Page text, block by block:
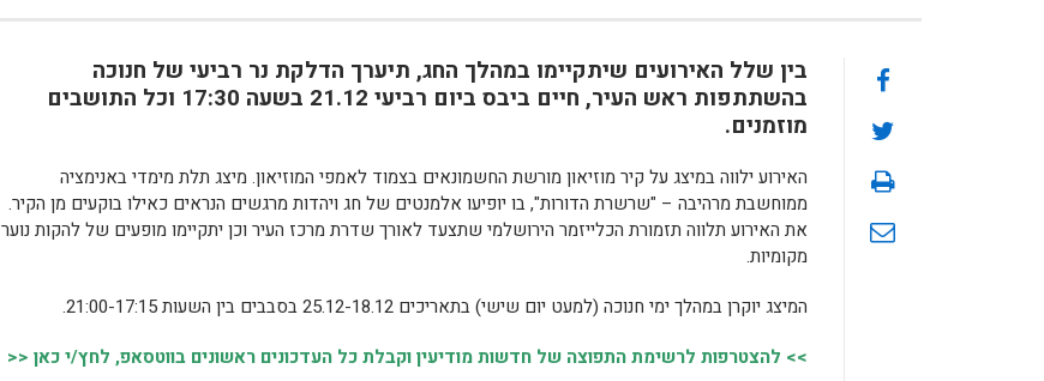
בין שלל האירועים שיתקיימו במהלך החג, תיערך הדלקת נר רביעי של חנוכה
בהשתתפות ראש העיר, חיים ביבס ביום רביעי 21.12 בשעה 17:30 וכל התושבים
מוזמנים.
האירוע ילווה במיצג על קיר מוזיאון מורשת החשמונאים בצמוד לאמפי המוזיאון. מיצג תלת מימדי באנימציה
ממוחשבת מרהיבה – "שרשרת הדורות", בו יופיעו אלמנטים של חג ויהדות מרגשים הנראים כאילו בוקעים מן הקיר.
את האירוע תלווה תזמורת הכלייזמר הירושלמי שתצעד לאורך שדרת מרכז העיר וכן יתקיימו מופעים של להקות נוער
מקומיות.
המיצג יוקרן במהלך ימי חנוכה (למעט יום שישי) בתאריכים 25.12-18.12 בסבבים בין השעות 21:00-17:15.
>> להצטרפות לרשימת התפוצה של חדשות מודיעין וקבלת כל העדכונים ראשונים בווטסאפ, לחץ/י כאן <<